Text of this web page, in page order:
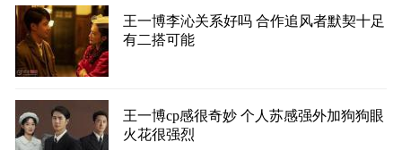
王一博李沁关系好吗 合作追风者默契十足
有二搭可能
王一博cp感很奇妙 个人苏感强外加狗狗眼
火花很强烈